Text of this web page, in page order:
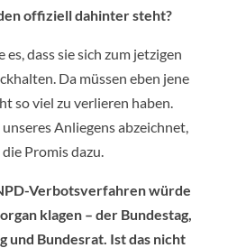
offiziell dahinter steht?
dass sie sich zum jetzigen
Da müssen eben jene
so viel zu verlieren haben.
Anliegens abzeichnet,
Promis dazu.
Verbotsverfahren würde
klagen – der Bundestag,
und Bundesrat. Ist das nicht